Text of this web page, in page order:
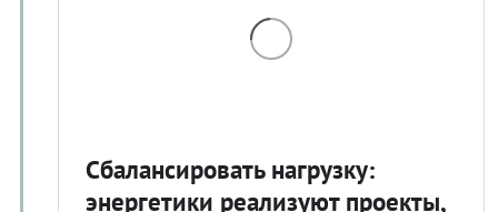
Сбалансировать нагрузку:
энергетики реализуют проекты,